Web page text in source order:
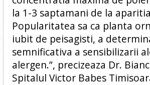
la 1-3 saptamani de la
Popularitatea sa ca planta
iubit de peisagisti, a
semnificativa a sensibilizarii
alergen.”, precizeaza Dr.
Spitalul Victor Babes